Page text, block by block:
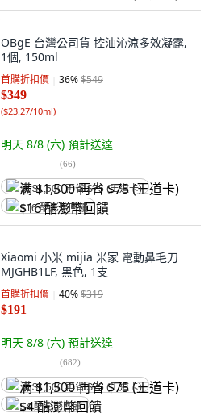
OBgE 台灣公司貨 控油沁涼多效凝露,
1個, 150ml
首購折扣價 36%$549
$349
($23.27/10ml)
明天 8/8 (六) 預計送達
(66)
满 $1,500 再省 $75 (王道卡)
$16 酷澎幣回饋
Xiaomi 小米 mijia 米家 電動鼻毛刀
MJGHB1LF, 黑色, 1支
首購折扣價 40%$319
$191
明天 8/8 (六) 預計送達
(682)
满 $1,500 再省 $75 (王道卡)
$4 酷澎幣回饋